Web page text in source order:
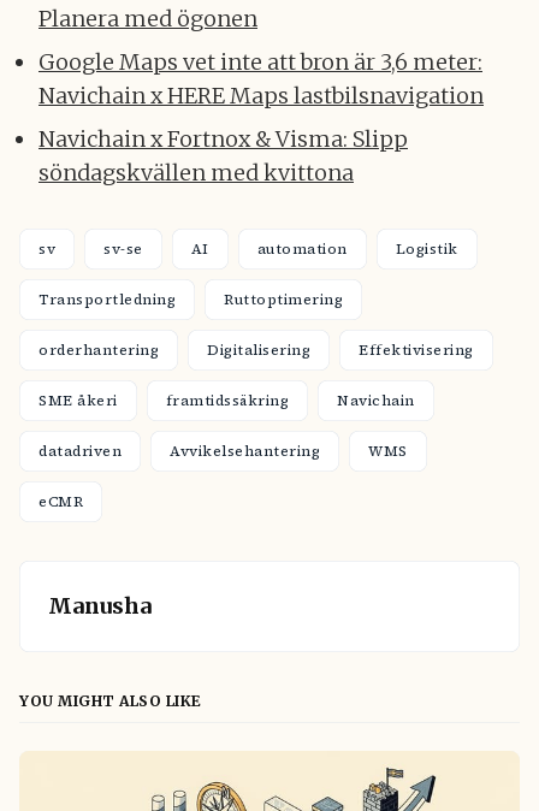
Planera med ögonen
Google Maps vet inte att bron är 3,6 meter:
Navichain x HERE Maps lastbilsnavigation
Navichain x Fortnox & Visma: Slipp
söndagskvällen med kvittona
sv sv-se AI automation Logistik
Transportledning Ruttoptimering
orderhantering Digitalisering Effektivisering
SME åkeri framtidssäkring Navichain
datadriven Avvikelsehantering WMS
eCMR
Manusha
YOU MIGHT ALSO LIKE